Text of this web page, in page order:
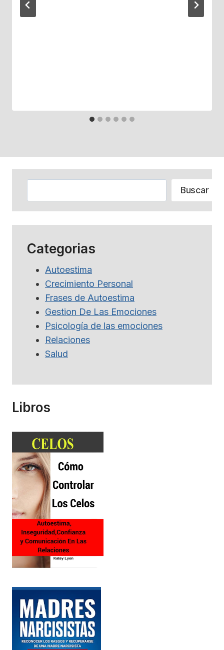
Buscar
Categorias
Autoestima
Crecimiento Personal
Frases de Autoestima
Gestion De Las Emociones
Psicología de las emociones
Relaciones
Salud
Libros